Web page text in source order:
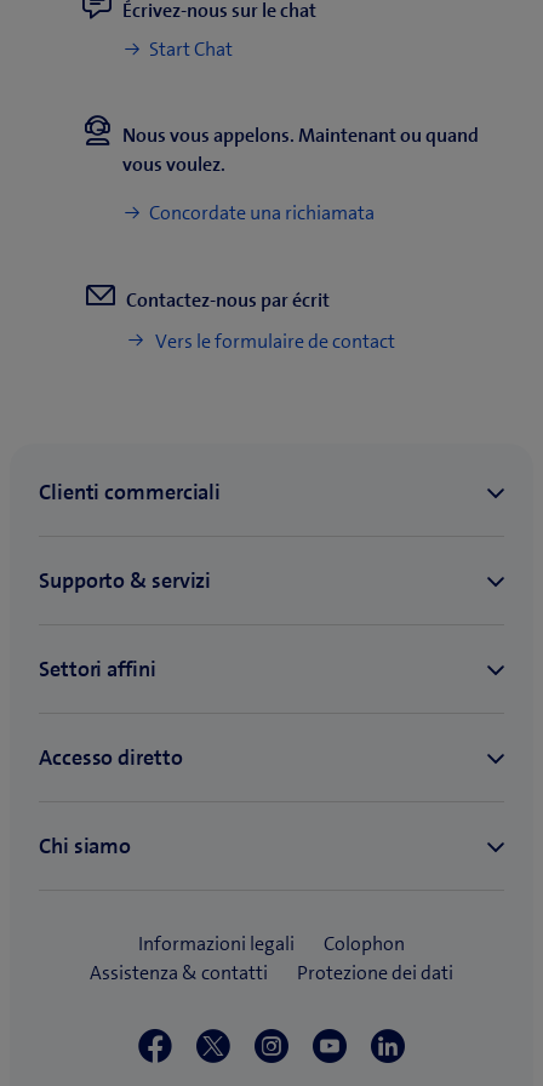
Max. in
download
300 Mbit/s
Max. in upload 300 Mbit/s
Écrivez-nous sur le chat
Start Chat
Nous vous appelons. Maintenant ou quand
vous voulez.
Concordate una richiamata
Contactez-nous par écrit
Vers le formulaire de contact